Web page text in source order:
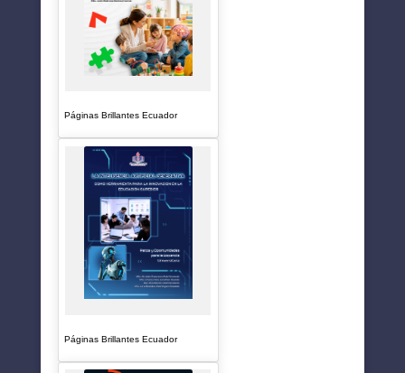
Páginas Brillantes Ecuador
Páginas Brillantes Ecuador